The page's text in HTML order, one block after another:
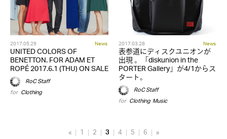
2017.05.29 News
UNITED COLORS OF
BENETTON. FOR ADAM ET
ROPÉ 2017.6.1 (THU) ON SALE
RoC Staff
for Clothing
2017.03.28 News
表参道にディスクユニオンが
出現 。「diskunion in the
PORTER Gallery」が4/1からス
タート。
RoC Staff
for Clothing,Music
« 1 2 3 4 5 6 »